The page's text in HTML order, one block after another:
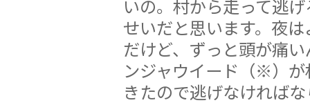
いの。村から走って逃
せいだと思います。夜
だけど、ずっと頭が痛
ンジャウイード（※）が
きたので逃げなければ